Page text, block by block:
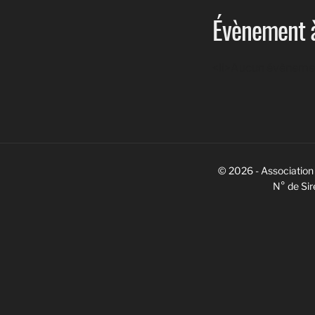
© 2026 - Association
N° de